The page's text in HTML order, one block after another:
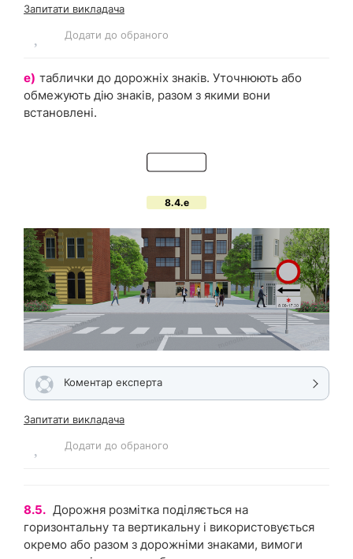
Запитати викладача
Додати до обраного
е) таблички до дорожніх знаків. Уточнюють або
обмежують дію знаків, разом з якими вони
встановлені.
8.4.e
Коментар експерта
Запитати викладача
Додати до обраного
8.5. Дорожня розмітка поділяється на
горизонтальну та вертикальну і використовується
окремо або разом з дорожніми знаками, вимоги